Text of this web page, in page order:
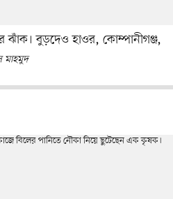
ঝাঁক। বুড়দেও হাওর, কোম্পানীগঞ্জ,
মাহমুদ